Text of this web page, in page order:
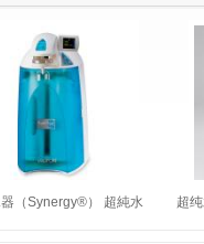
（Synergy®） 超純水
超